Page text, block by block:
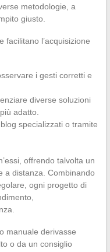
metodologie, a
giusto.
facilitano l’acquisizione
i gesti corretti e
diverse soluzioni
adatto.
specializzati o tramite
offrendo talvolta un
a distanza. Combinando
ogni progetto di
manuale derivasse
o da un consiglio